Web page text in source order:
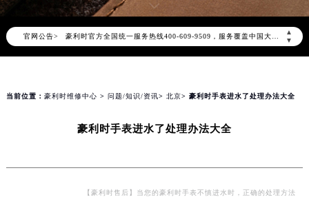
官网公告>
▲
▼
2026年8月豪利时售后服务中心最新网点地址：
天津市和平区赤峰道136号天津国际金融中心写字楼26层2603室（需提前预约）
徐州市鼓楼区淮海东路29号苏宁广场IFC国际金融中心写字楼35层3508室（需提前预约）
当前位置： 豪利时维修中心 > 问题/知识/资讯> 北京> 豪利时手表进水了处理办法大全
豪利时手表进水了处理办法大全
【豪利时售后】当您的豪利时手表不慎进水时，正确的处理方法